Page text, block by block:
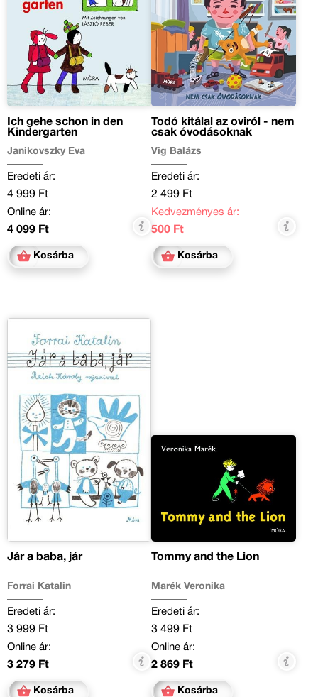
Ich gehe schon in den
Kindergarten
Janikovszky Éva
Eredeti ár:
4 999 Ft
Online ár:
4 099 Ft
Kosárba
Todó kitálal az oviról - nem
csak óvodásoknak
Vig Balázs
Eredeti ár:
2 499 Ft
Kedvezményes ár:
500 Ft
Kosárba
Jár a baba, jár
Forrai Katalin
Eredeti ár:
3 999 Ft
Online ár:
3 279 Ft
Kosárba
Tommy and the Lion
Marék Veronika
Eredeti ár:
3 499 Ft
Online ár:
2 869 Ft
Kosárba